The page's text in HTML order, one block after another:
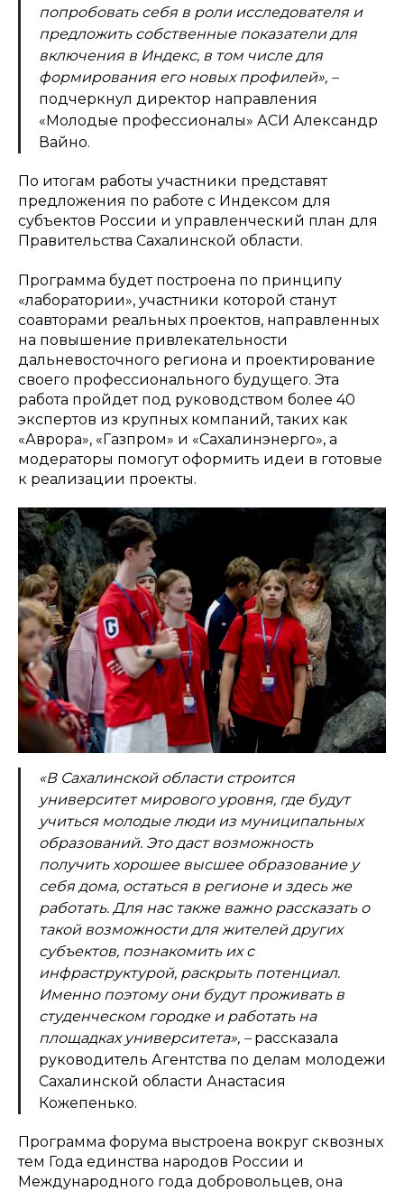
попробовать себя в роли исследователя и
предложить собственные показатели для
включения в Индекс, в том числе для
формирования его новых профилей», –
подчеркнул директор направления
«Молодые профессионалы» АСИ Александр
Вайно.
По итогам работы участники представят
предложения по работе с Индексом для
субъектов России и управленческий план для
Правительства Сахалинской области.
Программа будет построена по принципу
«лаборатории», участники которой станут
соавторами реальных проектов, направленных
на повышение привлекательности
дальневосточного региона и проектирование
своего профессионального будущего. Эта
работа пройдет под руководством более 40
экспертов из крупных компаний, таких как
«Аврора», «Газпром» и «Сахалинэнерго», а
модераторы помогут оформить идеи в готовые
к реализации проекты.
«В Сахалинской области строится
университет мирового уровня, где будут
учиться молодые люди из муниципальных
образований. Это даст возможность
получить хорошее высшее образование у
себя дома, остаться в регионе и здесь же
работать. Для нас также важно рассказать о
такой возможности для жителей других
субъектов, познакомить их с
инфраструктурой, раскрыть потенциал.
Именно поэтому они будут проживать в
студенческом городке и работать на
площадках университета», –рассказала
руководитель Агентства по делам молодежи
Сахалинской области Анастасия
Кожепенько.
Программа форума выстроена вокруг сквозных
тем Года единства народов России и
Международного года добровольцев, она